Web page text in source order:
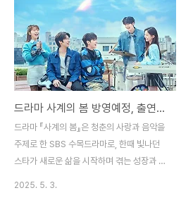
기 전개가 예상됩니다.1. 방영 정보tvN은
2025년 3월, 드라마 《시그널》의 후속작인
《두 번째 시그널》의 제작을 공식 발표했습니
다. 방영은 tvN 개국 20주년인 2026년 상
반기로 계획되어 있으며, 현재 본격적인 제작
에 들어갔습니다. 시즌2의 연출은 영화 《올
빼미》의 안태진 감독이 맡았으며, 시즌1의 김
은희 작가가 각본을 계속 집필하고 있습니다.
주연 배우인 김혜수, 조진웅, 이제훈이 다시..
드라마 사계의 봄 방영예정, 출연배우, 촬영지
드라마 『사계의 봄』은 청춘의 사랑과 음악을
주제로 한 SBS 수목드라마로, 한때 빛나던
스타가 새로운 삶을 시작하며 겪는 성장과 회
2025. 5. 3.